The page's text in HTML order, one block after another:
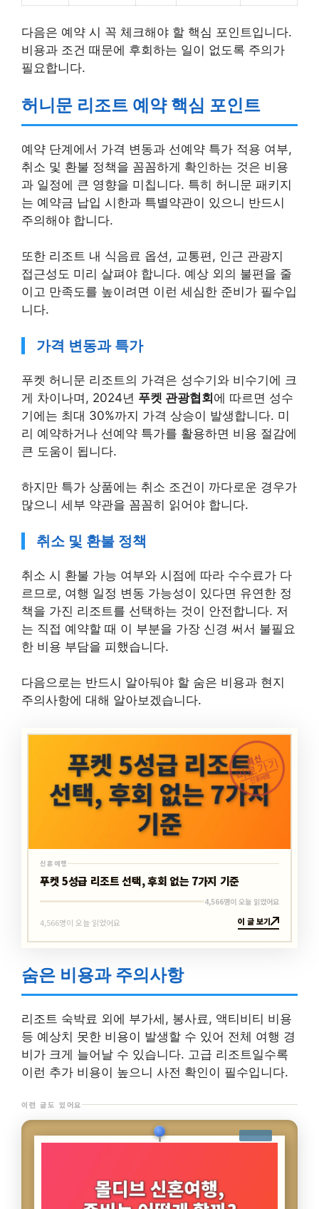
다음은 예약 시 꼭 체크해야 할 핵심 포인트입니다.
비용과 조건 때문에 후회하는 일이 없도록 주의가
필요합니다.
허니문 리조트 예약 핵심 포인트
예약 단계에서 가격 변동과 선예약 특가 적용 여부,
취소 및 환불 정책을 꼼꼼하게 확인하는 것은 비용
과 일정에 큰 영향을 미칩니다. 특히 허니문 패키지
는 예약금 납입 시한과 특별약관이 있으니 반드시
주의해야 합니다.
또한 리조트 내 식음료 옵션, 교통편, 인근 관광지
접근성도 미리 살펴야 합니다. 예상 외의 불편을 줄
이고 만족도를 높이려면 이런 세심한 준비가 필수입
니다.
가격 변동과 특가
푸켓 허니문 리조트의 가격은 성수기와 비수기에 크
게 차이나며, 2024년 푸켓 관광협회에 따르면 성수
기에는 최대 30%까지 가격 상승이 발생합니다. 미
리 예약하거나 선예약 특가를 활용하면 비용 절감에
큰 도움이 됩니다.
하지만 특가 상품에는 취소 조건이 까다로운 경우가
많으니 세부 약관을 꼼꼼히 읽어야 합니다.
취소 및 환불 정책
취소 시 환불 가능 여부와 시점에 따라 수수료가 다
르므로, 여행 일정 변동 가능성이 있다면 유연한 정
책을 가진 리조트를 선택하는 것이 안전합니다. 저
는 직접 예약할 때 이 부분을 가장 신경 써서 불필요
한 비용 부담을 피했습니다.
다음으로는 반드시 알아둬야 할 숨은 비용과 현지
주의사항에 대해 알아보겠습니다.
최신
바로가기
신혼여행
신혼여행
푸켓 5성급 리조트 선택, 후회 없는 7가지 기준
4,566명이 오늘 읽었어요
4,566명이 오늘 읽었어요 이 글 보기
숨은 비용과 주의사항
리조트 숙박료 외에 부가세, 봉사료, 액티비티 비용
등 예상치 못한 비용이 발생할 수 있어 전체 여행 경
비가 크게 늘어날 수 있습니다. 고급 리조트일수록
이런 추가 비용이 높으니 사전 확인이 필수입니다.
이런 글도 있어요
7,336명이 오늘 읽었어요